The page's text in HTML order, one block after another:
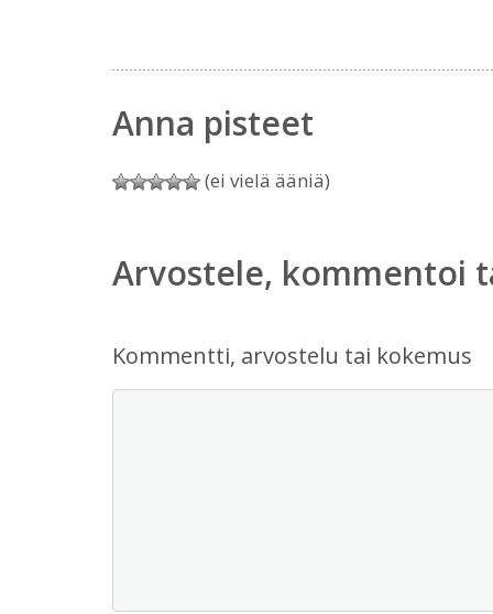
Anna pisteet
(ei vielä ääniä)
Arvostele, kommentoi
Kommentti, arvostelu tai kokemus